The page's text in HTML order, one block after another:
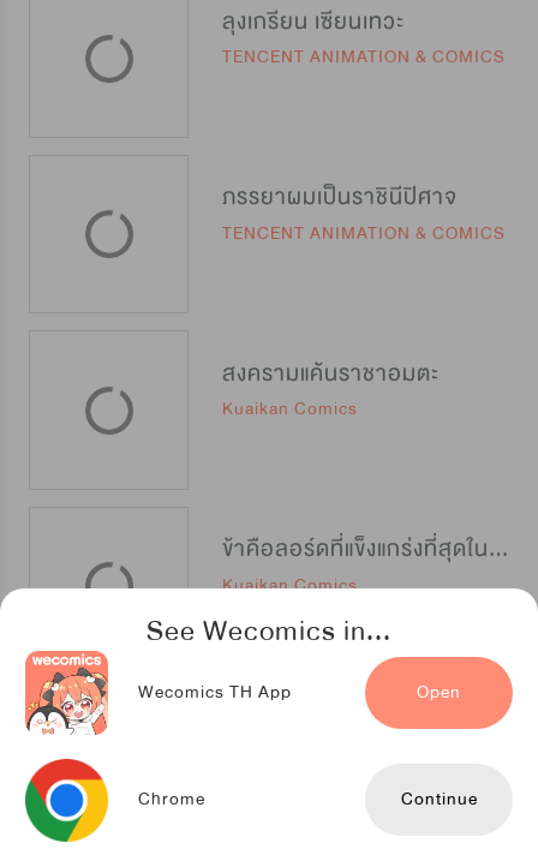
See Wecomics in...
Wecomics TH App Open
Chrome Continue
ลุงเกรียน เซียนเทวะ
TENCENT ANIMATION & COMICS
ภรรยาผมเป็นราชินีปิศาจ
TENCENT ANIMATION & COMICS
สงครามแค้นราชาอมตะ
Kuaikan Comics
ข้าคือลอร์ดที่แข็งแกร่งที่สุดในปฐพี
Kuaikan Comics
การรุกรานของจักรพรรดิอมตะ